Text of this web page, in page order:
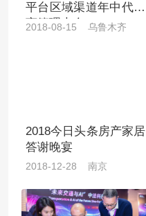
平台区域渠道年中代理
商管理大会
2018-08-15 乌鲁木齐
2018今日头条房产家居
答谢晚宴
2018-12-28 南京